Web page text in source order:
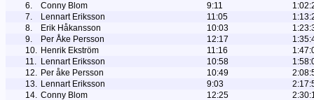
6.
Conny Blom 9:11
7.
Lennart Eriksson 11:05
8.
Erik Håkansson 10:03
9.
Per Åke Persson 12:17
10. Henrik Ekström 11:16
11. Lennart Eriksson 10:58
12. Per åke Persson 10:49
13. Lennart Eriksson 9:03
14. Conny Blom 12:25